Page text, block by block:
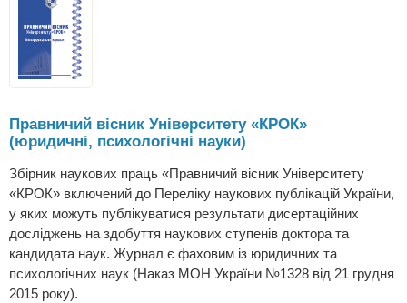
Правничий вісник Університету «КРОК»
(юридичні, психологічні науки)
Збірник наукових праць «Правничий вісник Університету
«КРОК» включений до Переліку наукових публікацій України,
у яких можуть публікуватися результати дисертаційних
досліджень на здобуття наукових ступенів доктора та
кандидата наук. Журнал є фаховим із юридичних та
психологічних наук (Наказ МОН України №1328 від 21 грудня
2015 року).